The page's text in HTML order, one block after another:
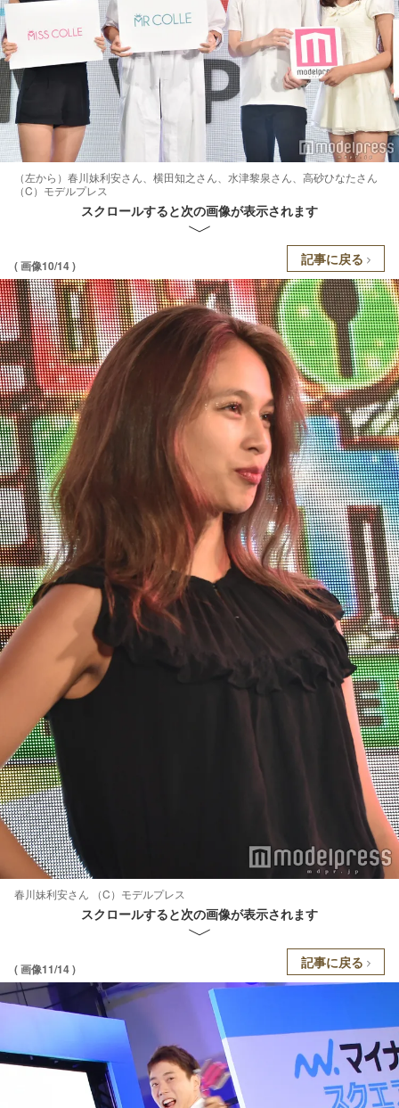
（左から）春川妹利安さん、横田知之さん、水津黎泉さん、高砂ひなたさん
（C）モデルプレス
スクロールすると次の画像が表示されます
( 画像10/14 ) 記事に戻る
春川妹利安さん （C）モデルプレス
スクロールすると次の画像が表示されます
( 画像11/14 ) 記事に戻る